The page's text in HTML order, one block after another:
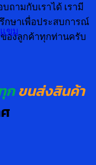
ถามกับเราได้ เรามี
กษาเพื่อประสบการณ์
องลูกค้าทุกท่านครับ
ขม
กขนส่งสินค้า